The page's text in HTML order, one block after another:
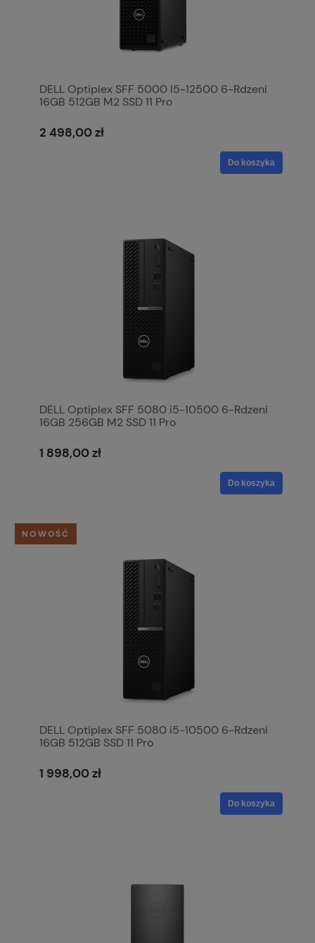
DELL Optiplex SFF 5000 I5-12500 6-Rdzeni
16GB 512GB M2 SSD 11 Pro
2 498,00 zł
Do koszyka
DELL Optiplex SFF 5080 i5-10500 6-Rdzeni
16GB 256GB M2 SSD 11 Pro
1 898,00 zł
Do koszyka
DELL Optiplex SFF 5080 i5-10500 6-Rdzeni
16GB 512GB SSD 11 Pro
1 998,00 zł
Do koszyka
NOWOŚĆ